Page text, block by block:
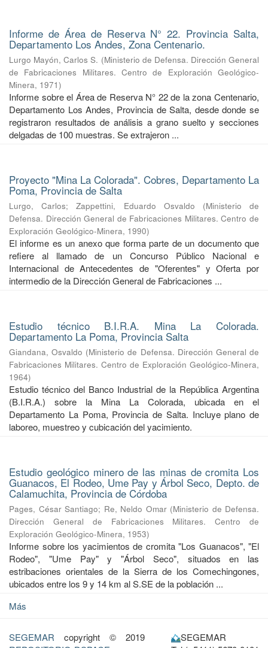
Informe de Área de Reserva N° 22. Provincia Salta,
Departamento Los Andes, Zona Centenario.
Lurgo Mayón, Carlos S. (Ministerio de Defensa. Dirección General
de Fabricaciones Militares. Centro de Exploración Geológico-
Minera, 1971)
Informe sobre el Área de Reserva N° 22 de la zona Centenario,
Departamento Los Andes, Provincia de Salta, desde donde se
registraron resultados de análisis a grano suelto y secciones
delgadas de 100 muestras. Se extrajeron ...
Proyecto "Mina La Colorada". Cobres, Departamento La
Poma, Provincia de Salta
Lurgo, Carlos;Zappettini, Eduardo Osvaldo (Ministerio de
Defensa. Dirección General de Fabricaciones Militares. Centro de
Exploración Geológico-Minera, 1990)
El informe es un anexo que forma parte de un documento que
refiere al llamado de un Concurso Público Nacional e
Internacional de Antecedentes de "Oferentes" y Oferta por
intermedio de la Dirección General de Fabricaciones ...
Estudio técnico B.I.R.A. Mina La Colorada.
Departamento La Poma, Provincia Salta
Giandana, Osvaldo (Ministerio de Defensa. Dirección General de
Fabricaciones Militares. Centro de Exploración Geológico-Minera,
1964)
Estudio técnico del Banco Industrial de la República Argentina
(B.I.R.A.) sobre la Mina La Colorada, ubicada en el
Departamento La Poma, Provincia de Salta. Incluye plano de
laboreo, muestreo y cubicación del yacimiento.
Estudio geológico minero de las minas de cromita Los
Guanacos, El Rodeo, Ume Pay y Árbol Seco, Depto. de
Calamuchita, Provincia de Córdoba
Pages, César Santiago; Re, Neldo Omar (Ministerio de Defensa.
Dirección General de Fabricaciones Militares. Centro de
Exploración Geológico-Minera, 1953)
Informe sobre los yacimientos de cromita "Los Guanacos", "El
Rodeo", "Ume Pay" y "Árbol Seco", situados en las
estribaciones orientales de la Sierra de los Comechingones,
ubicados entre los 9 y 14 km al S.SE de la población ...
Más
SEGEMAR copyright © 2019
SEGEMAR